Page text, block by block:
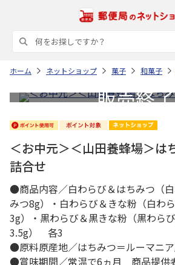
ホーム ネットショップ 菓子 和菓子
＜お中元＞＜山田養蜂場＞は
詰合せ
●商品内容／白わらび＆はちみつ（
みつ8g）・白わらび＆きな粉（白わ
3g）・黒わらび＆黒きな粉（黒わら
3.5g） 各3
●原料原産地／はちみつ＝ルーマニ
●賞味期間／常温で6ヵ月 商品提供